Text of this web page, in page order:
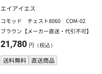
エイアイエス
コモッド チェスト8060 COM-02
ブラウン【メーカー直送・代引不可】
21,780 円（税込）
送料無料 直送商品